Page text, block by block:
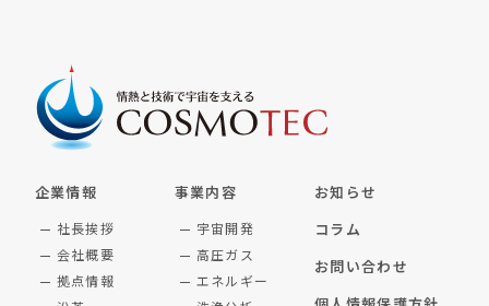
企業情報
社長挨拶
会社概要
拠点情報
事業内容
宇宙開発
高圧ガス
エネルギー
お知らせ
コラム
お問い合わせ